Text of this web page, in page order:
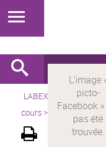
LABEX > LABEX MILYON
cours> Chercheurs :